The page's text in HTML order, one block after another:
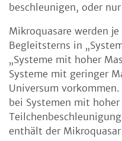
beschleunigen, oder
Mikroquasare werden je
Begleitsterns in
„Systeme mit hoher
Systeme mit geringer
Universum
bei Systemen mit
enthält der